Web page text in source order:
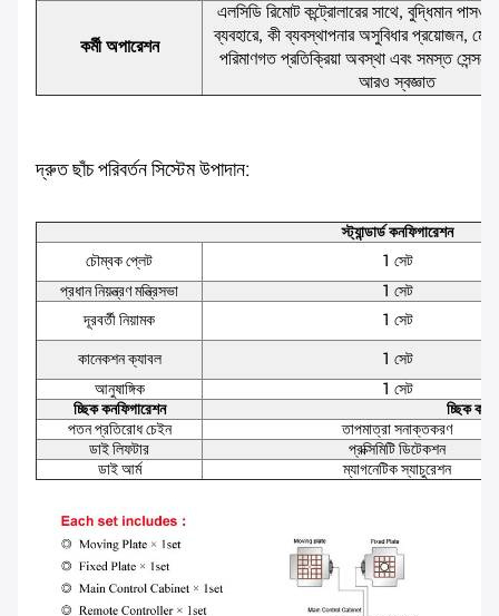
কর্মী অপারেশন
এলসিডি রিমোট কন্ট্রোলারের সাথে, বুদ্ধিমান
ব্যবহারে, কী ব্যবস্থাপনার অসুবিধার প্রয়োজন,
পরিমাণগত প্রতিক্রিয়া অবস্থা এবং সমস্ত
আরও স্বজ্ঞাত
দ্রুত ছাঁচ পরিবর্তন সিস্টেম উপাদান:
স্ট্যান্ডার্ড কনফিগারেশন
চৌম্বক প্লেট
1 সেট
প্রধান নিয়ন্ত্রণ মন্ত্রিসভা
1 সেট
দূরবর্তী নিয়ামক
1 সেট
কানেকশন ক্যাবল
1 সেট
আনুষাঙ্গিক
1 সেট
চ্ছিক কনফিগারেশন
চ্ছিক
পতন প্রতিরোধ চেইন
তাপমাত্রা সনাক্তকরণ
ডাই লিফটার
প্রক্সিমিটি ডিটেকশন
ডাই আর্ম
ম্যাগনেটিক স্যাচুরেশন